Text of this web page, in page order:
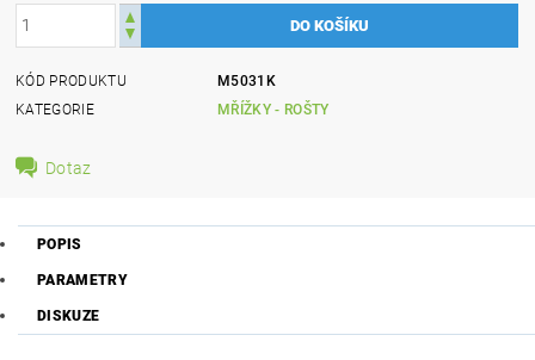
KÓD PRODUKTU
M5031K
KATEGORIE
MŘÍŽKY - ROŠTY
Dotaz
POPIS
PARAMETRY
DISKUZE